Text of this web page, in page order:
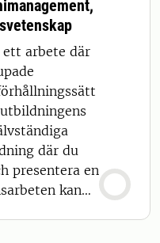
krävs att
en
och
i god tid
tänkbar
att göra
institution.
om vilken
och annat
arbete där
där du
presentera en
kan